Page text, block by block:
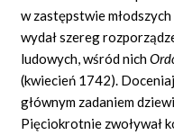
w zastępstwie
wydał szereg
ludowych, wśród nich
(kwiecień 1742).
głównym zadaniem
Pięciokrotnie zwoływał